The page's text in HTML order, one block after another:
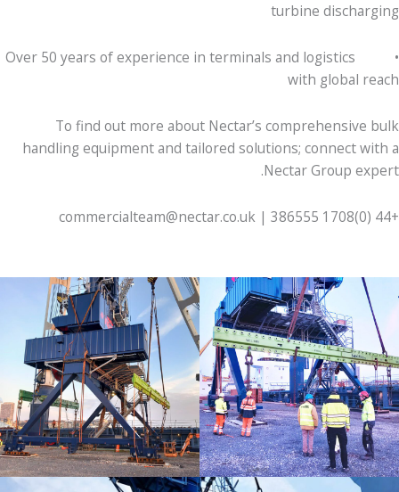
turbine discharging
• Over 50 years of experience in terminals and logistics
with global reach
To find out more about Nectar’s comprehensive bulk
handling equipment and tailored solutions; connect with a
Nectar Group expert.
+44 (0)1708 386555 | commercialteam@nectar.co.uk